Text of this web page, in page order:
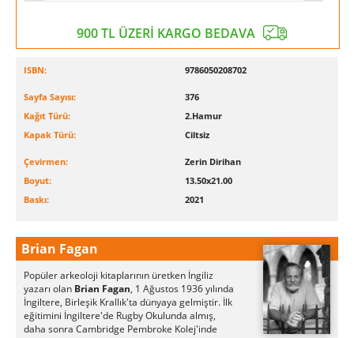
900 TL ÜZERİ KARGO BEDAVA
ISBN: 9786050208702
Sayfa Sayısı:
376
Kağıt Türü:
2.Hamur
Kapak Türü:
Ciltsiz
Çevirmen:
Zerin Dirihan
Boyut:
13.50x21.00
Baskı:
2021
Brian Fagan
Popüler arkeoloji kitaplarının üretken İngiliz
yazarı olan Brian Fagan, 1 Ağustos 1936 yılında
İngiltere, Birleşik Krallık'ta dünyaya gelmiştir. İlk
eğitimini İngiltere'de Rugby Okulunda almış,
daha sonra Cambridge Pembroke Kolej'inde